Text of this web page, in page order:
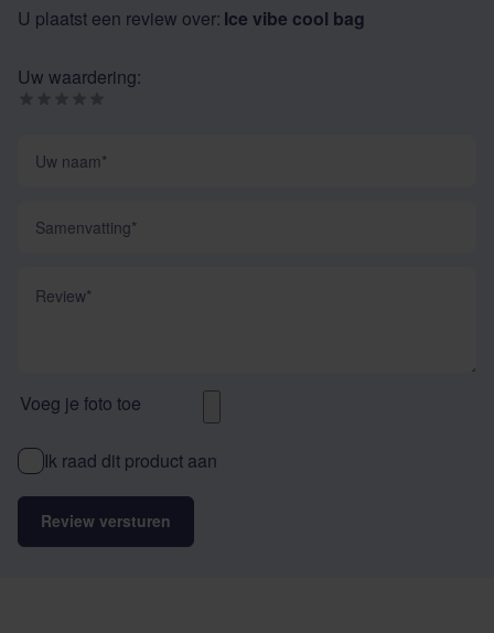
U plaatst een review over: Ice vibe cool bag
Uw waardering:
Voeg je foto toe
Ik raad dit product aan
Review versturen